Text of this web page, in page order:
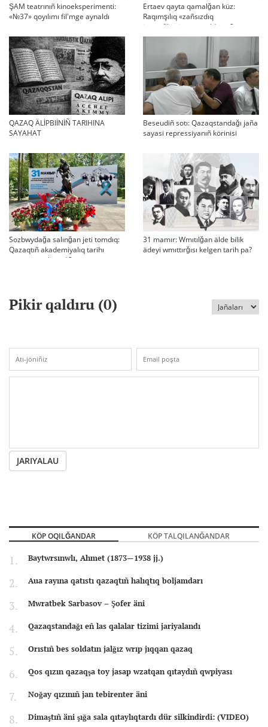
ŞAM teatrınıñ kinoeksperimenti:
«№37» qoyılımı fil'mge aynaldı
Ertaev qayta qamalğan küz:
Raqımşılıq «zañsızdıq
järmeñkesine» aynaldı ma?
QAZAQ ÄLİPBIİNİÑ TARIHINA
SAYAHAT
Beseudiñ sotı: Qazaqstandağı jaña
sayasi repressiyanıñ körinisi
Sozbwydağa salınğan jeti tomdıq:
Qazaqtıñ akademiyalıq tarihı
qaşan jarıq köredi?
31 mamır: Wmıtılğan älde bilik
ädeyi wmıttırğısı kelgen tarih pa?
Pikir qaldıru (0)
JARIYALAU
KÖP OQILĞANDAR KÖP TALQILANĞANDAR
Baytwrsınwlı, Ahmet (1873—1938 jj.)
Aua rayına qatıstı qazaqtıñ halıqtıq boljamdarı
Mwratbek Sarbasov – Şofer äni
Qazaqstandağı eñ las qalalar tizimi jariyalandı
Orıstıñ bes soldatın jalğız wrıp jıqqan qazaq
Qos qızın qazaqşa toy jasap wzatqan qıtaydıñ qwpiyası
Noğay qızınıñ jan tebirenter äni
Dimaştıñ äni şığa sala qıtaylıqtardı dür silkindirdi: (VIDEO)